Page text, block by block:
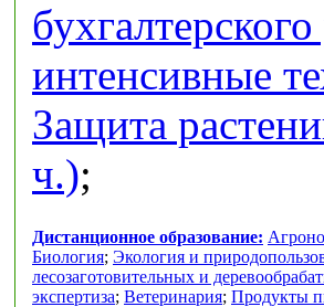
интенсивные
Защита
ч.);
Дистанционное образование:
Биология; Экология и
лесозаготовительных и
экспертиза; Ветеринария; Продукты